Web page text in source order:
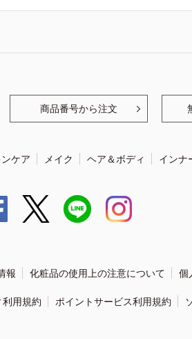
商品番号から注文
ケア メイク ヘア＆ボディ インナ
報 化粧品の使用上の注意について 個
用規約 ポイントサービス利用規約